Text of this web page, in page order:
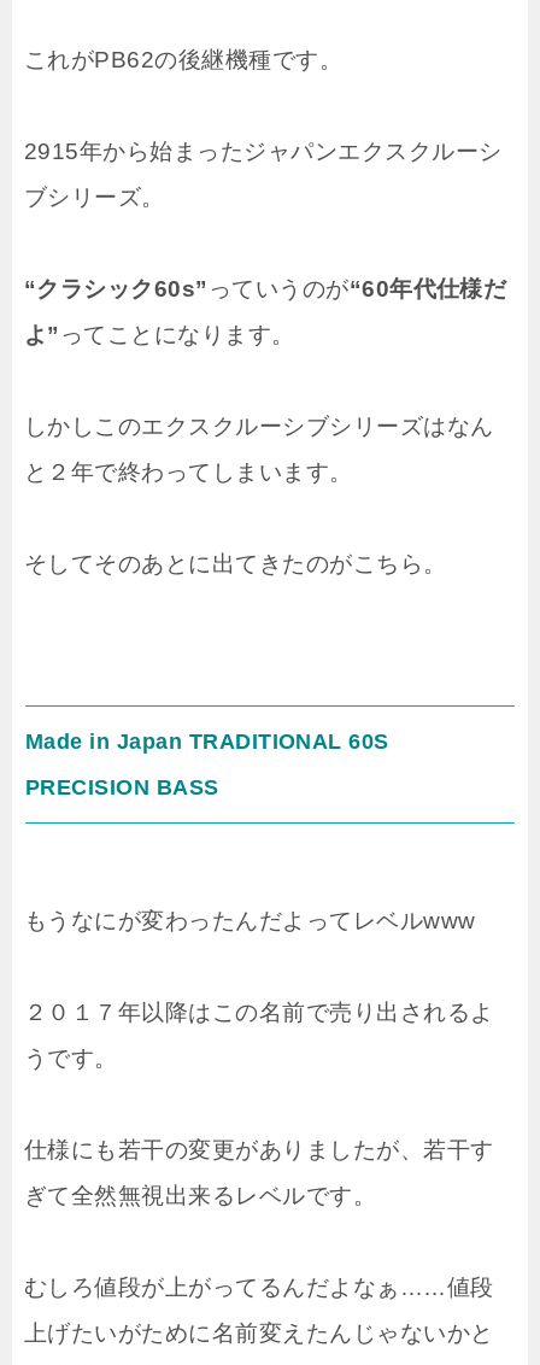
これがPB62の後継機種です。
2915年から始まったジャパンエクスクルーシ
ブシリーズ。
“クラシック60s” っていうのが“60年代仕様だ
よ” ってことになります。
しかしこのエクスクルーシブシリーズはなん
と２年で終わってしまいます。
そしてそのあとに出てきたのがこちら。
Made in Japan TRADITIONAL 60S
PRECISION BASS
もうなにが変わったんだよってレベルwww
２０１７年以降はこの名前で売り出されるよ
うです。
仕様にも若干の変更がありましたが、若干す
ぎて全然無視出来るレベルです。
むしろ値段が上がってるんだよなぁ……値段
上げたいがために名前変えたんじゃないかと